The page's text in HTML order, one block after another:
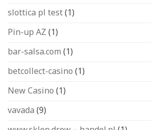
slottica pl test(1)
Pin-up AZ (1)
bar-salsa.com (1)
betcollect-casino (1)
New Casino (1)
vavada (9)